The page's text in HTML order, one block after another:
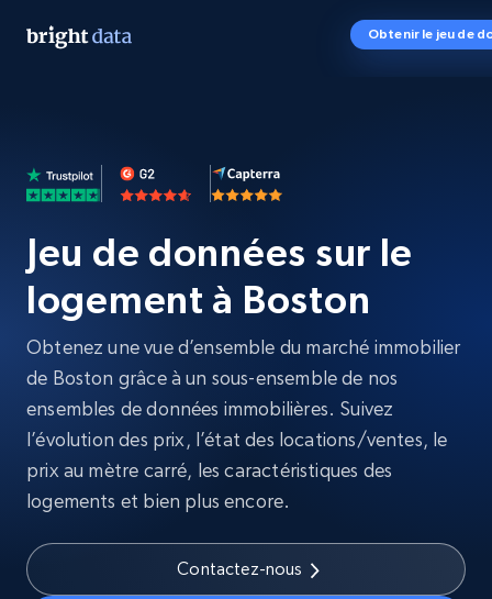
Obtenir le jeu de
Jeu de données sur le
logement à Boston
Obtenez une vue d’ensemble du marché immobilier
de Boston grâce à un sous-ensemble de nos
ensembles de données immobilières. Suivez
l’évolution des prix, l’état des locations/ventes, le
prix au mètre carré, les caractéristiques des
logements et bien plus encore.
Contactez-nous